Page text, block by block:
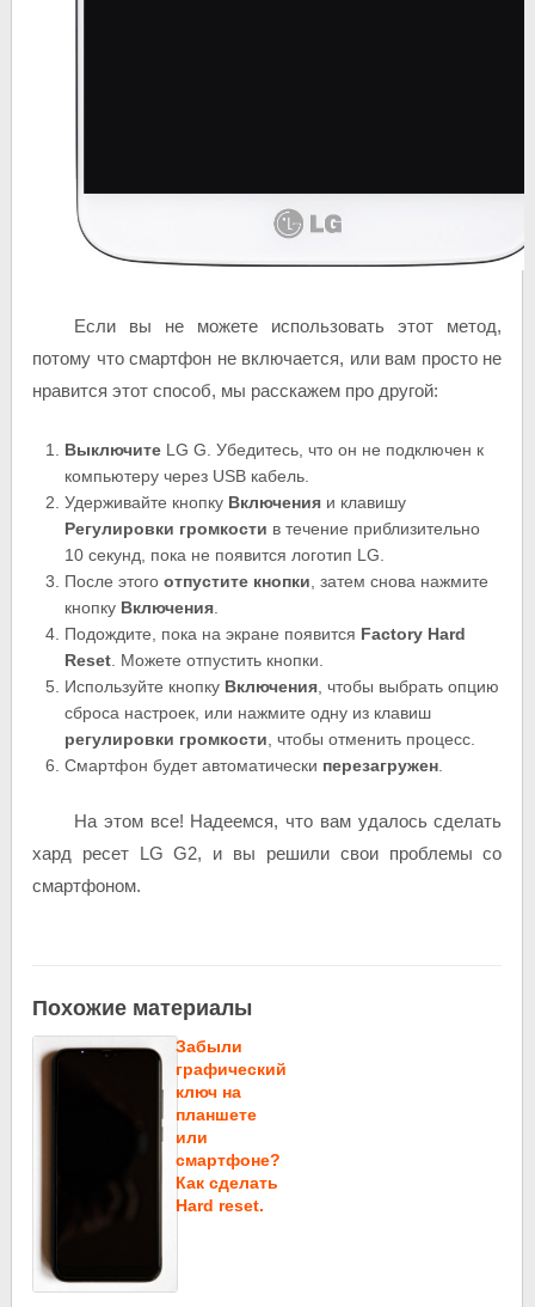
Если вы не можете использовать этот метод,
потому что смартфон не включается, или вам просто не
нравится этот способ, мы расскажем про другой:
ВыключитеLG G. Убедитесь, что он не подключен к
компьютеру через USB кабель.
Удерживайте кнопку Включенияи клавишу
Регулировки громкости в течение приблизительно
10 секунд, пока не появится логотип LG.
После этого отпустите кнопки , затем снова нажмите
кнопку Включения.
Подождите, пока на экране появится FactoryHard
Reset. Можете отпустить кнопки.
Используйте кнопку Включения, чтобы выбрать опцию
сброса настроек, или нажмите одну из клавиш
регулировки громкости , чтобы отменить процесс.
Смартфон будет автоматически перезагружен.
На этом все! Надеемся, что вам удалось сделать
хард ресет LG G2, и вы решили свои проблемы со
смартфоном.
Похожие материалы
Забыли
графический
ключ на
планшете
или
смартфоне?
Как сделать
Hard reset.